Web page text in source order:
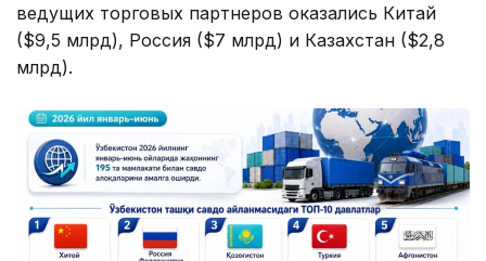
ведущих торговых партнеров оказались Китай
($9,5 млрд), Россия ($7 млрд) и Казахстан ($2,8
млрд).